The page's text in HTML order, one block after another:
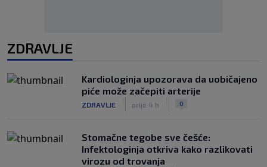
ZDRAVLJE
Kardiologinja upozorava da uobičajeno
piće može začepiti arterije
ZDRAVLJE prije 4 h 0
Stomačne tegobe sve češće:
Infektologinja otkriva kako razlikovati
virozu od trovanja